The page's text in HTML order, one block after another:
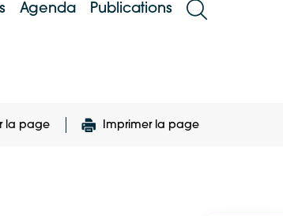
Agenda Publications
la page Imprimer la page